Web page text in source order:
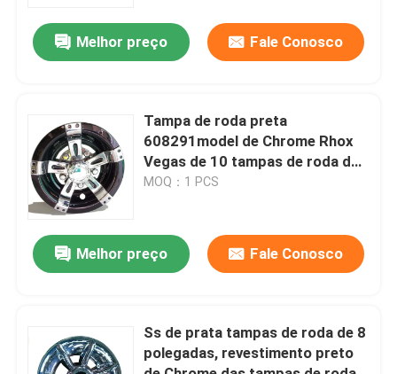
Excursão da fábrica
Contato E.U.
Notícia
Espelhos do lado do carrinho de golfe
Painel do carrinho de golfe
Melhor preço Fale Conosco
Tampa de roda preta
608291model de Chrome Rhox
Vegas de 10 tampas de roda do
carrinho de golfe da polegada
MOQ：1 PCS
Melhor preço Fale Conosco
Ss de prata tampas de roda de 8
polegadas, revestimento preto